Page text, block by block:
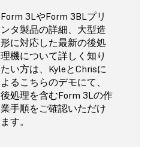
Form 3LやForm 3BLプリ
ンタ製品の詳細、大型造
形に対応した最新の後処
理機について詳しく知り
たい方は、KyleとChrisに
よるこちらのデモにて、
後処理を含むForm 3Lの作
業手順をご確認いただけ
ます。